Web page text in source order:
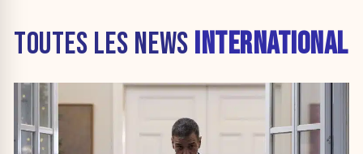
TOUTES LES NEWS INTERNATIONAL